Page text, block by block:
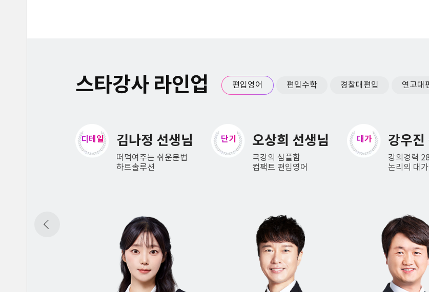
스타강사 라인업 편입영어 편입수학 경찰대편입 연고대
단기 오상희 선생님
극강의 심플함
컴팩트 편입영어
대가 강우진 선생님
강의경력 28년!
논리의 대가
바이블 김정민
킬러문항 저
어휘까지 마